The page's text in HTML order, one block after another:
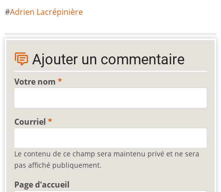
Adrien Lacrépinière
Ajouter un commentaire
Votre nom
Courriel
Le contenu de ce champ sera maintenu privé et ne sera
pas affiché publiquement.
Page d'accueil